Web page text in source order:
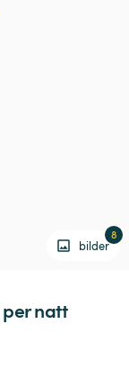
bilder
8
per natt